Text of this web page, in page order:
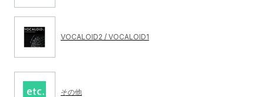
VOCALOID2 / VOCALOID1
その他